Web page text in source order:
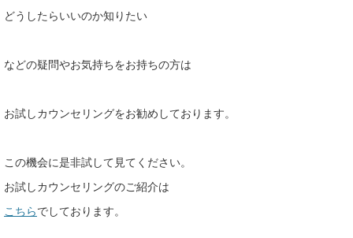
どうしたらいいのか知りたい
などの疑問やお気持ちをお持ちの方は
お試しカウンセリングをお勧めしております。
この機会に是非試して見てください。
お試しカウンセリングのご紹介は
こちらでしております。